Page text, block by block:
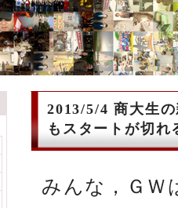
2013/5/4 商大生
もスタートが切れ
みんな，ＧＷ